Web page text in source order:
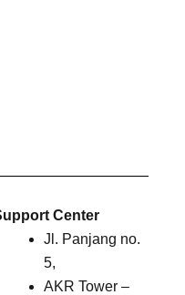
Center
Jl. Panjang no.
5,
AKR Tower –